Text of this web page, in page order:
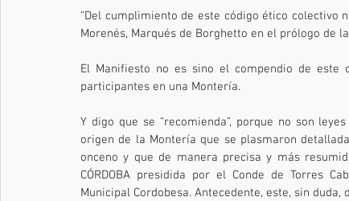
“Del cumplimiento de este código ético colectivo
Morenés, Marqués de Borghetto en el prólogo de
El Manifiesto no es sino el compendio de
participantes en una Montería.
Y digo que se “recomienda”, porque no son
origen de la Montería que se plasmaron
onceno y que de manera precisa y más
CÓRDOBA presidida por el Conde de Torres
Municipal Cordobesa. Antecedente, este, sin